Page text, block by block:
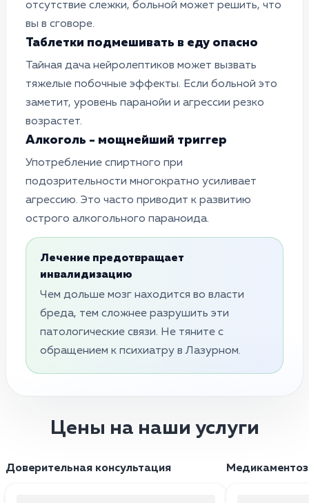
отсутствие слежки, больной может решить, что
вы в сговоре.
Таблетки подмешивать в еду опасно
Тайная дача нейролептиков может вызвать
тяжелые побочные эффекты. Если больной это
заметит, уровень паранойи и агрессии резко
возрастет.
Алкоголь - мощнейший триггер
Употребление спиртного при
подозрительности многократно усиливает
агрессию. Это часто приводит к развитию
острого алкогольного параноида.
Лечение предотвращает
инвалидизацию
Чем дольше мозг находится во власти
бреда, тем сложнее разрушить эти
патологические связи. Не тяните с
обращением к психиатру в Лазурном.
Цены на наши услуги
Доверительная консультация